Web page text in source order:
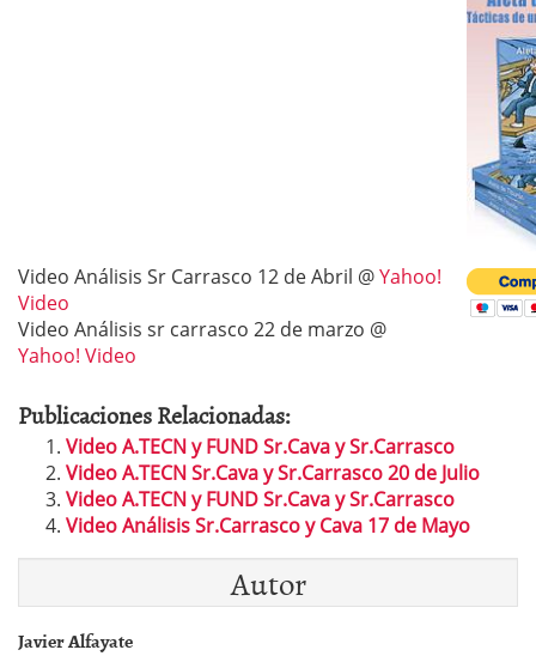
Video Análisis Sr Carrasco 12 de Abril @Yahoo!
Video
Video Análisis sr carrasco 22 de marzo @
Yahoo! Video
Publicaciones Relacionadas:
Video A.TECN y FUND Sr.Cava y Sr.Carrasco
Video A.TECN Sr.Cava y Sr.Carrasco 20 de Julio
Video A.TECN y FUND Sr.Cava y Sr.Carrasco
Video Análisis Sr.Carrasco y Cava 17 de Mayo
Autor
Javier Alfayate